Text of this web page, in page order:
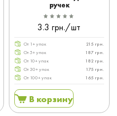
ручек
3.3 грн./шт
От 1+ упак
215 грн.
От 5+ упак
187 грн.
От 10+ упак
182 грн.
От 30+ упак
175 грн.
От 100+ упак
165 грн.
В корзину